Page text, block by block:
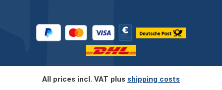
All prices incl. VAT plus shipping costs